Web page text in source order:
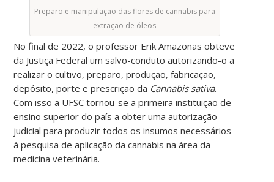
Preparo e manipulação das flores de cannabis para
extração de óleos
No final de 2022, o professor Erik Amazonas obteve
da Justiça Federal um salvo-conduto autorizando-o a
realizar o cultivo, preparo, produção, fabricação,
depósito, porte e prescrição da Cannabis sativa.
Com isso a UFSC tornou-se a primeira instituição de
ensino superior do país a obter uma autorização
judicial para produzir todos os insumos necessários
à pesquisa de aplicação da cannabis na área da
medicina veterinária.